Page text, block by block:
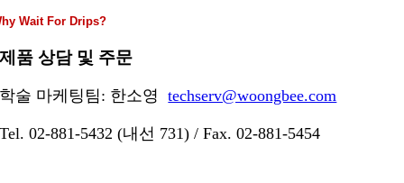
Wait For Drips?
제품 상담 및 주문
학술 마케팅팀: 한소영techserv@woongbee.com
Tel. 02-881-5432 (내선 731) / Fax. 02-881-5454